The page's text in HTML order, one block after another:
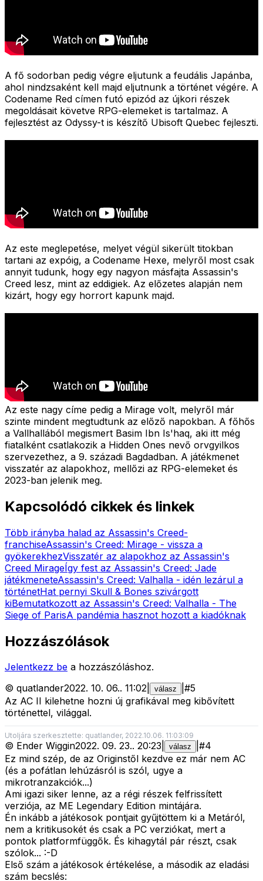
A fő sodorban pedig végre eljutunk a feudális Japánba,
ahol nindzsaként kell majd eljutnunk a történet végére. A
Codename Red címen futó epizód az újkori részek
megoldásait követve RPG-elemeket is tartalmaz. A
fejlesztést az Odyssy-t is készítő Ubisoft Quebec fejleszti.
Az este meglepetése, melyet végül sikerült titokban
tartani az expóig, a Codename Hexe, melyről most csak
annyit tudunk, hogy egy nagyon másfajta Assassin's
Creed lesz, mint az eddigiek. Az előzetes alapján nem
kizárt, hogy egy horrort kapunk majd.
Az este nagy címe pedig a Mirage volt, melyről már
szinte mindent megtudtunk az előző napokban. A főhős
a Vallhallából megismert Basim Ibn Is'haq, aki itt még
fiatalként csatlakozik a Hidden Ones nevő orvgyilkos
szervezethez, a 9. századi Bagdadban. A játékmenet
visszatér az alapokhoz, mellőzi az RPG-elemeket és
2023-ban jelenik meg.
Kapcsolódó cikkek és linkek
Több irányba halad az Assassin's Creed-
franchiseAssassin's Creed: Mirage - vissza a
gyökerekhezVisszatér az alapokhoz az Assassin's
Creed MirageÍgy fest az Assassin's Creed: Jade
játékmeneteAssassin's Creed: Valhalla - idén lezárul a
történetHat pernyi Skull & Bones szivárgott
kiBemutatkozott az Assassin's Creed: Valhalla - The
Siege of ParisA pandémia hasznot hozott a kiadóknak
Hozzászólások
Jelentkezz be a hozzászóláshoz.
© quatlander2022. 10. 06.. 11:02 válasz #5
Az AC II kilehetne hozni új grafikával meg kibővített
történettel, világgal.
Utoljára szerkesztette: quatlander, 2022.10.06. 11:03:09
© Ender Wiggin2022. 09. 23.. 20:23 válasz #4
Ez mind szép, de az Originstől kezdve ez már nem AC
(és a pofátlan lehúzásról is szól, ugye a
mikrotranzakciók...)
Ami igazi siker lenne, az a régi részek felfrissített
verziója, az ME Legendary Edition mintájára.
Én inkább a játékosok pontjait gyűjtöttem ki a Metáról,
nem a kritikusokét és csak a PC verziókat, mert a
pontok platformfüggők. És kihagytál pár részt, csak
szólok... :-D
Első szám a játékosok értékelése, a második az eladási
szám becslés: